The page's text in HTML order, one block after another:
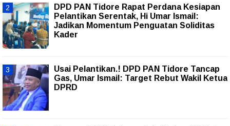
DPD PAN Tidore Rapat Perdana Kesiapan
Pelantikan Serentak, Hi Umar Ismail:
Jadikan Momentum Penguatan Soliditas
Kader
Usai Pelantikan.! DPD PAN Tidore Tancap
Gas, Umar Ismail: Target Rebut Wakil Ketua
DPRD